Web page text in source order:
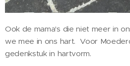
Ook de mama's die niet meer in
we mee in ons hart. Voor
gedenkstuk in hartvorm.